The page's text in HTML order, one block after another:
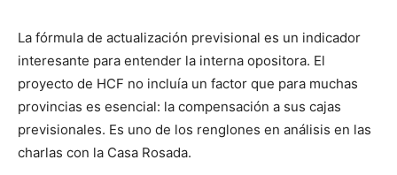
La fórmula de actualización previsional es un indicador
interesante para entender la interna opositora. El
proyecto de HCF no incluía un factor que para muchas
provincias es esencial: la compensación a sus cajas
previsionales. Es uno de los renglones en análisis en las
charlas con la Casa Rosada.